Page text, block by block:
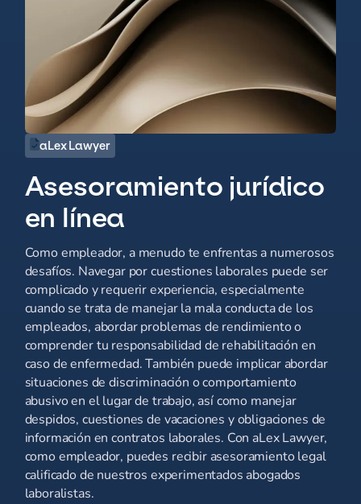
aLex Lawyer
Asesoramiento jurídico
en línea
Como empleador, a menudo te enfrentas a numerosos
desafíos. Navegar por cuestiones laborales puede ser
complicado y requerir experiencia, especialmente
cuando se trata de manejar la mala conducta de los
empleados, abordar problemas de rendimiento o
comprender tu responsabilidad de rehabilitación en
caso de enfermedad. También puede implicar abordar
situaciones de discriminación o comportamiento
abusivo en el lugar de trabajo, así como manejar
despidos, cuestiones de vacaciones y obligaciones de
información en contratos laborales. Con aLex Lawyer,
como empleador, puedes recibir asesoramiento legal
calificado de nuestros experimentados abogados
laboralistas.